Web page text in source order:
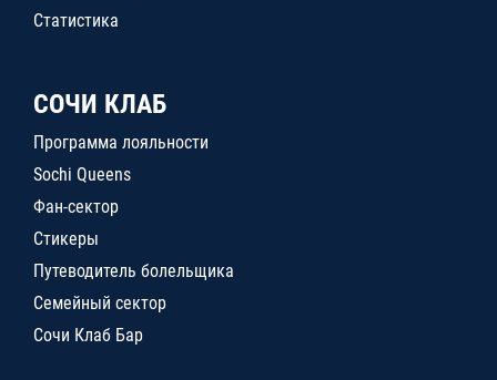
Статистика
СОЧИ КЛАБ
Программа лояльности
Sochi Queens
Фан-сектор
Стикеры
Путеводитель болельщика
Семейный сектор
Сочи Клаб Бар